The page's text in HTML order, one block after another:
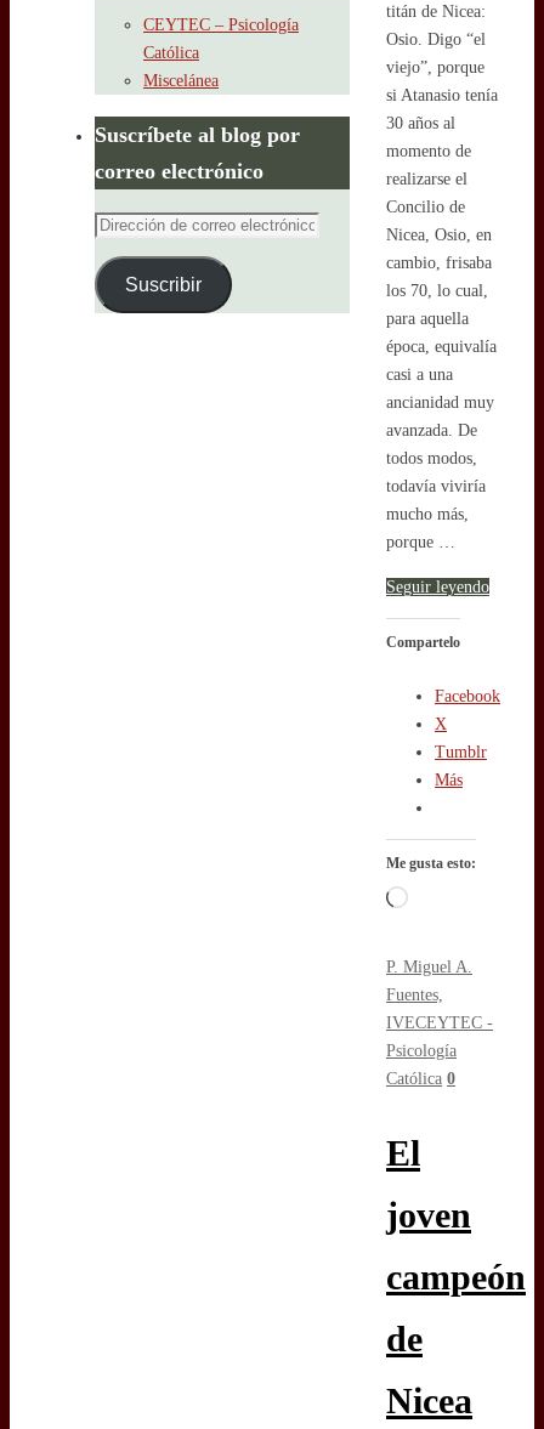
titán de Nicea:
Osio. Digo “el
viejo”, porque
si Atanasio tenía
30 años al
momento de
realizarse el
Concilio de
Nicea, Osio, en
cambio, frisaba
los 70, lo cual,
para aquella
época, equivalía
casi a una
ancianidad muy
avanzada. De
todos modos,
todavía viviría
mucho más,
porque …
Seguir leyendo
Compartelo
Facebook
X
Tumblr
Más
Me gusta esto:
Cargando...
P. Miguel A.
Fuentes,
IVECEYTEC -
Psicología
Católica 0
El
joven
campeón
de
Nicea
CEYTEC – Psicología
Católica
Miscelánea
Suscríbete al blog por
correo electrónico
Dirección
correo
electrónico
Suscribir